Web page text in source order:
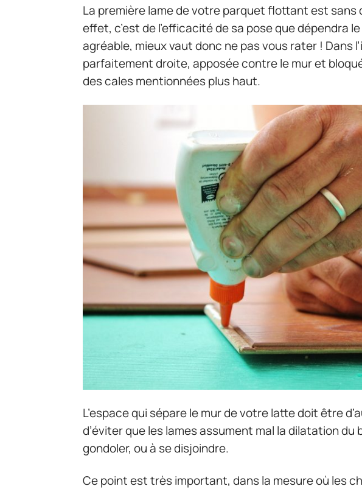
La première lame de votre parquet flottant est sans
effet, c’est de l’efficacité de sa pose que dépendra
agréable, mieux vaut donc ne pas vous rater ! Dans
parfaitement droite, apposée contre le mur et
des cales mentionnées plus haut.
L’espace qui sépare le mur de votre latte doit être
d’éviter que les lames assument mal la dilatation du
gondoler, ou à se disjoindre.
Ce point est très important, dans la mesure où les